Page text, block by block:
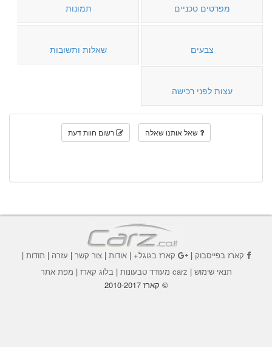
מפרטים טכניים תמונות
צבעים שאלות ותשובות
עצות לפני רכישה
שאל אותנו שאלה רשום חוות דעת
קארז בפייסבוק| קארז בגוגל+|אודות |צור קשר | עזרה | תודות |
תנאי שימוש | carz מעודד טבעונות | בלוג קארז | מפת אתר
© קארז 2010-2017